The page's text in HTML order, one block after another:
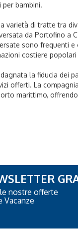
bambini.
varietà di tratte tra
da Portofino a
sono frequenti
costiere popolari
la fiducia dei
offerti. La
marittimo,
nostre offerte
Vacanze